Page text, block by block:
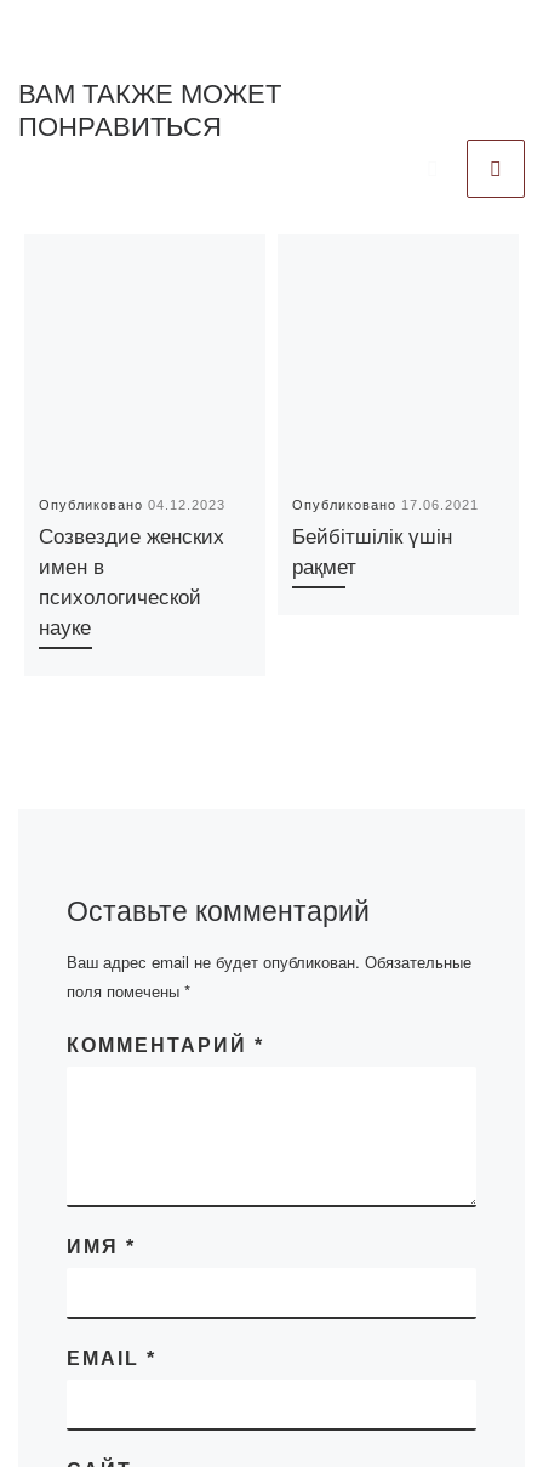
ВАМ ТАКЖЕ МОЖЕТ
ПОНРАВИТЬСЯ
Опубликовано04.12.2023
Созвездие женских
имен в
психологической
науке
Опубликовано 17.06.2021
Бейбітшілік үшін
рақмет
Оставьте комментарий
Ваш адрес email не будет опубликован. Обязательные
поля помечены *
КОММЕНТАРИЙ *
ИМЯ *
EMAIL *